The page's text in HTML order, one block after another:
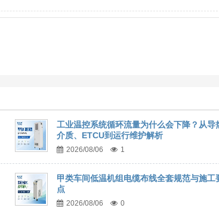
工业温控系统循环流量为什么会下降？从导
介质、ETCU到运行维护解析
2026/08/06 1
甲类车间低温机组电缆布线全套规范与施工
点
2026/08/06 0